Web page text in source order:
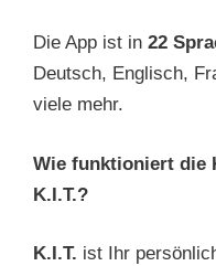
Die App ist in 22
Deutsch, Englisch,
viele mehr.
Wie funktioniert die
K.I.T.?
K.I.T. ist Ihr